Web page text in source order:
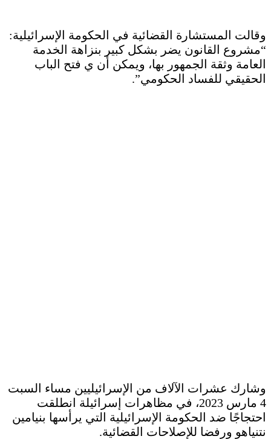
وقالت المستشارة القضائية في الحكومة الإسرائيلية:
“مشروع القانون يضر بشكل كبير بنزاهة الخدمة
العامة وثقة الجمهور بها، ويمكن أن ي فتح الباب
الحقيقي للفساد الحكومي”.
وشارك عشرات الآلاف من الإسرائيليين مساء السبت
4 مارس 2023، في مظاهرات إسرائيلة انطلقت
احتجاجًا ضد الحكومة الإسرائيلية التي يرأسها بنيامين
نتنياهو ورفضا للإصلاحات القضائية.